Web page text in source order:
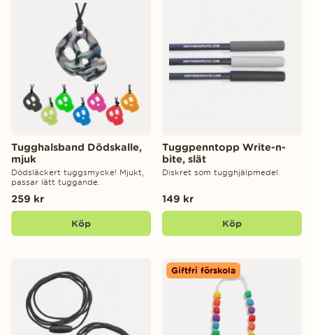
Tugghalsband Dödskalle,
mjuk
Dödsläckert tuggsmycke! Mjukt,
passar lätt tuggande.
259 kr
Köp
Tuggpenntopp Write-n-
bite, slät
Diskret som tugghjälpmedel.
149 kr
Köp
Giftfri förskola